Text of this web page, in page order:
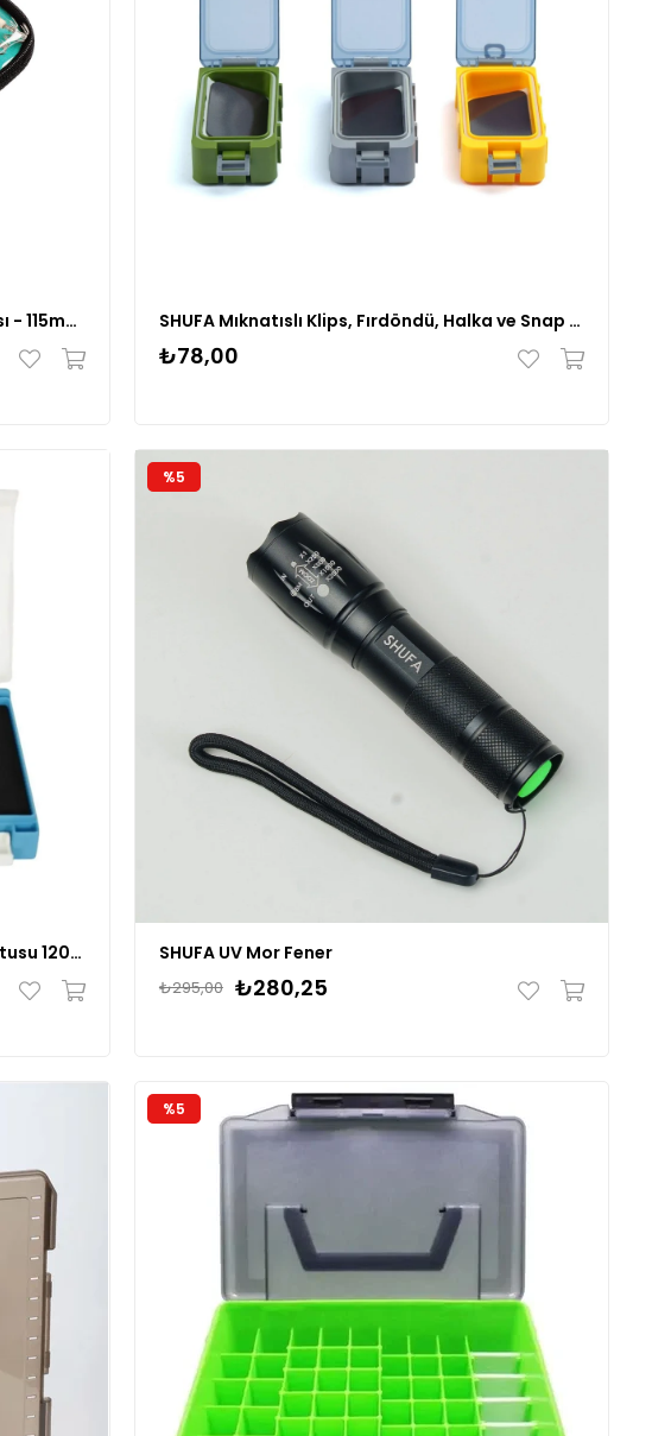
Shufa 10 Adet Kutulu 3.0 Kalamar Zokası - 115mm 15gr SHUFA Mıknatıslı Klips, Fırdöndü, Halka ve Snap Kutusu
₺78,00
SHUFA Çift Taraflı Silikon ve Jighead Kutusu 120mm SHUFA UV Mor Fener
₺280,25
₺295,00
%5
%5